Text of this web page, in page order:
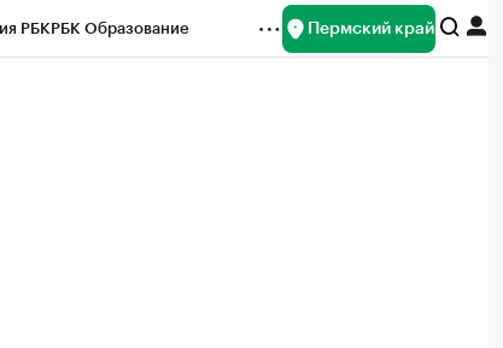
РБКРБК Образование Пермский край